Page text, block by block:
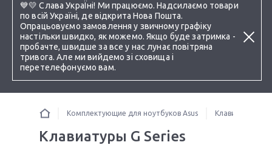
💙💛 Слава УкраЇні! Ми працюємо. Надсилаємо товари
по всій Україні, де відкрита Нова Пошта.
Опрацьовуємо замовлення у звичному графіку
настільки швидко, як можемо. Якщо буде затримка -
пробачте, швидше за все у нас лунає повітряна
тривога. Але ми вийдемо зі сховища і
перетелефонуємо вам.
Комплектующие для ноутбуков Asus Клавиатуры
Клавиатуры G Series